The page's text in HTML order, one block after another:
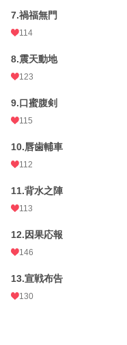
7.禍福無門
114
8.震天動地
123
9.口蜜腹剣
115
10.唇歯輔車
112
11.背水之陣
113
12.因果応報
146
13.宣戦布告
130